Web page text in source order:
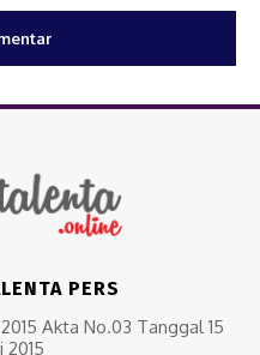
PERS
Akta No.03 Tanggal 15
2015